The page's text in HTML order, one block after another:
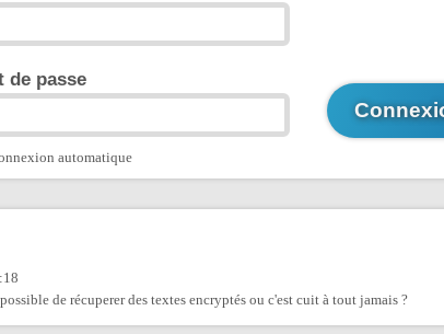
de passe
automatique
de récuperer des textes encryptés ou c'est cuit à tout jamais ?